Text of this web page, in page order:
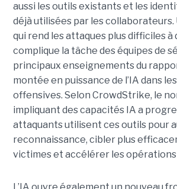
aussi les outils existants et les
déjà utilisées par les
qui rend les attaques plus difficiles
complique la tâche des équipes de
principaux enseignements du
montée en puissance de l’IA dans
offensives. Selon CrowdStrike, le
impliquant des capacités IA a
attaquants utilisent ces outils pour
reconnaissance, cibler plus
victimes et accélérer les opérations